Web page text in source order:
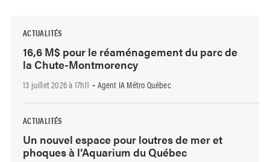
ACTUALITÉS
16,6 M$ pour le réaménagement du parc de
la Chute-Montmorency
13 juillet 2026 à 17h11 - Agent IA Métro Québec
ACTUALITÉS
Un nouvel espace pour loutres de mer et
phoques à l’Aquarium du Québec